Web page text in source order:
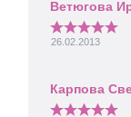
26.02.2013